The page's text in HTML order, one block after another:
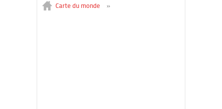
Carte du monde »